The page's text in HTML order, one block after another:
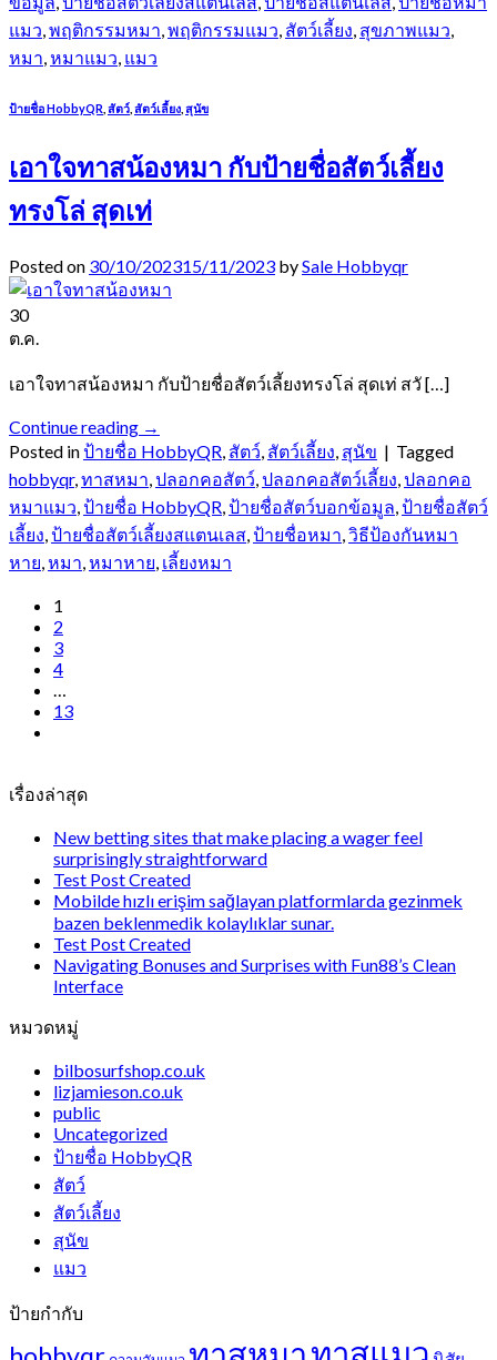
แมว,พฤติกรรมหมา,พฤติกรรมแมว, สัตว์เลี้ยง, สุขภาพแมว,
หมา,หมาแมว, แมว
ป้ายชื่อ HobbyQR สัตว์ สัตว์เลี้ยง สุนัข
เอาใจทาสน้องหมา กับป้ายชื่อสัตว์เลี้ยง
ทรงโล่ สุดเท่
Posted on 30/10/202315/11/2023 bySale Hobbyqr
30
ต.ค.
เอาใจทาสน้องหมา กับป้ายชื่อสัตว์เลี้ยงทรงโล่ สุดเท่ สวั […]
Continue reading →
Posted inป้ายชื่อ HobbyQR, สัตว์, สัตว์เลี้ยง, สุนัข | Tagged
hobbyqr,ทาสหมา,ปลอกคอสัตว์,ปลอกคอสัตว์เลี้ยง,ปลอกคอ
หมาแมว,ป้ายชื่อ HobbyQR,ป้ายชื่อสัตว์บอกข้อมูล,ป้ายชื่อสัตว์
เลี้ยง,ป้ายชื่อสัตว์เลี้ยงสแตนเลส,ป้ายชื่อหมา,วิธีป้องกันหมา
หาย,หมา,หมาหาย, เลี้ยงหมา
1
2
3
4
…
13
เรื่องล่าสุด
New betting sites that make placing a wager feel
surprisingly straightforward
Test Post Created
Mobilde hızlı erişim sağlayan platformlarda gezinmek
bazen beklenmedik kolaylıklar sunar.
Test Post Created
Navigating Bonuses and Surprises with Fun88’s Clean
Interface
หมวดหมู่
bilbosurfshop.co.uk
lizjamieson.co.uk
public
Uncategorized
ป้ายชื่อ HobbyQR
สัตว์
สัตว์เลี้ยง
สุนัข
แมว
ป้ายกำกับ